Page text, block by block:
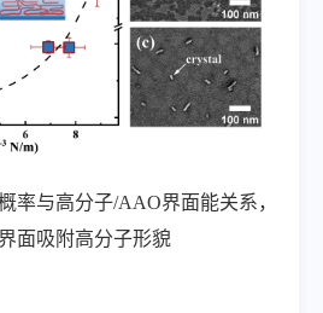
率与高分子/AAO界面能关系，
界面吸附高分子形貌